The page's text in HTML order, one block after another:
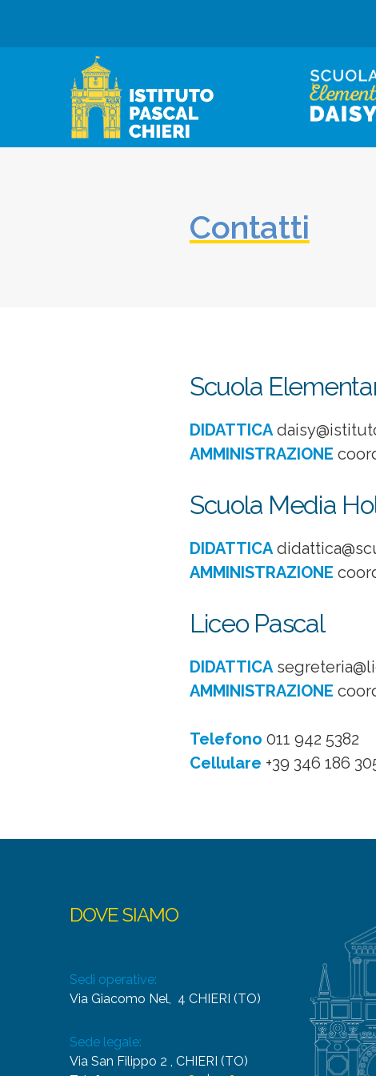
Contatti
Scuola
DIDATTICA
AMMINISTRAZIONE
Scuola Media
DIDATTICA
AMMINISTRAZIONE
Liceo Pascal
DIDATTICA
AMMINISTRAZIONE
Telefono 011 942 5382
Cellulare +39 346 186
DOVE SIAMO
Sedi operative:
Via Giacomo Nel, 4 CHIERI (TO)
Sede legale:
Via San Filippo 2 , CHIERI (TO)